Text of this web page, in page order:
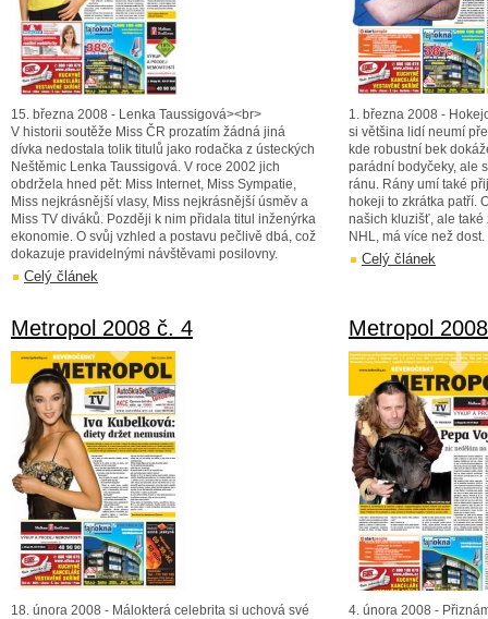
15. března 2008 - Lenka Taussigová><br>
V historii soutěže Miss ČR prozatím žádná jiná
dívka nedostala tolik titulů jako rodačka z ústeckých
Neštěmic Lenka Taussigová. V roce 2002 jich
obdržela hned pět: Miss Internet, Miss Sympatie,
Miss nejkrásnější vlasy, Miss nejkrásnější úsměv a
Miss TV diváků. Později k nim přidala titul inženýrka
ekonomie. O svůj vzhled a postavu pečlivě dbá, což
dokazuje pravidelnými návštěvami posilovny.
Celý článek
1. března 2008 -
si většina lidí neumí
kde robustní bek
parádní bodyčeky, ale
ránu. Rány umí také
hokeji to zkrátka patří.
našich kluzišť, ale také
NHL, má více než dost.
Celý článek
Metropol 2008 č. 4
18. února 2008 - Málokterá celebrita si uchová své
Metropol
4. února 2008 -